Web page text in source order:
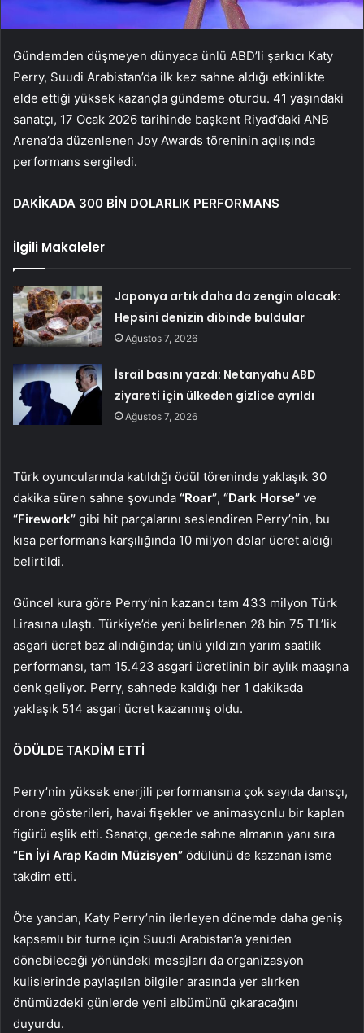
Gündemden düşmeyen dünyaca ünlü ABD’li şarkıcı Katy
Perry, Suudi Arabistan’da ilk kez sahne aldığı etkinlikte
elde ettiği yüksek kazançla gündeme oturdu. 41 yaşındaki
sanatçı, 17 Ocak 2026 tarihinde başkent Riyad’daki ANB
Arena’da düzenlenen Joy Awards töreninin açılışında
performans sergiledi.
DAKİKADA 300 BİN DOLARLIK PERFORMANS
İlgili Makaleler
Japonya artık daha da zengin olacak:
Hepsini denizin dibinde buldular
Ağustos 7, 2026
İsrail basını yazdı: Netanyahu ABD
ziyareti için ülkeden gizlice ayrıldı
Ağustos 7, 2026
Türk oyuncularında katıldığı ödül töreninde yaklaşık 30
dakika süren sahne şovunda “Roar”, “Dark Horse” ve
“Firework” gibi hit parçalarını seslendiren Perry’nin, bu
kısa performans karşılığında 10 milyon dolar ücret aldığı
belirtildi.
Güncel kura göre Perry’nin kazancı tam 433 milyon Türk
Lirasına ulaştı. Türkiye’de yeni belirlenen 28 bin 75 TL’lik
asgari ücret baz alındığında; ünlü yıldızın yarım saatlik
performansı, tam 15.423 asgari ücretlinin bir aylık maaşına
denk geliyor. Perry, sahnede kaldığı her 1 dakikada
yaklaşık 514 asgari ücret kazanmış oldu.
ÖDÜLDE TAKDİM ETTİ
Perry’nin yüksek enerjili performansına çok sayıda dansçı,
drone gösterileri, havai fişekler ve animasyonlu bir kaplan
figürü eşlik etti. Sanatçı, gecede sahne almanın yanı sıra
“En İyi Arap Kadın Müzisyen” ödülünü de kazanan isme
takdim etti.
Öte yandan, Katy Perry’nin ilerleyen dönemde daha geniş
kapsamlı bir turne için Suudi Arabistan’a yeniden
dönebileceği yönündeki mesajları da organizasyon
kulislerinde paylaşılan bilgiler arasında yer alırken
önümüzdeki günlerde yeni albümünü çıkaracağını
duyurdu.